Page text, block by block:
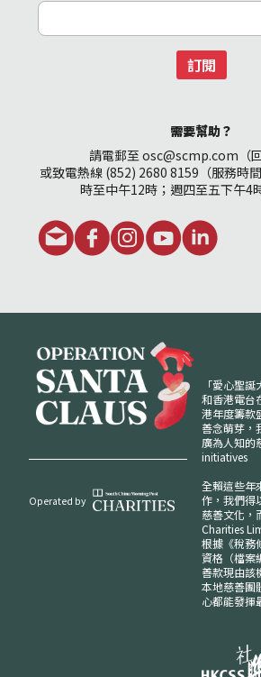
訂閱
需要幫助？
請電郵至 osc@scmp.com（回
或致電熱線 (852) 2680 8159（服務時
時至中午12時；週四至五下午4
Operated by
「愛心聖
和香港電台
港年度籌款
善念萌芽，
廣為人知的
initiatives
全賴這些年
作，我們得
慈善文化，
Charities
根據《稅務
資格（檔案
善款現由該
本地慈善團
心都能發揮